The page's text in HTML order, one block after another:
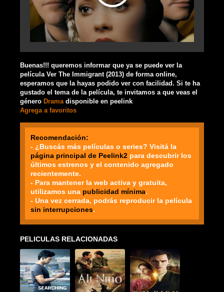
Buenas!!! queremos informar que ya se puede ver la
película Ver The Immigrant (2013) de forma online,
esperamos que la hayas podido ver con facilidad. Si te ha
gustado el tema de la película, te invitamos a que veas el
género Drama disponible en peelink
Agrega a favoritos
Recomendación:
- ¿Buscás más películas o series? Visitá la
página principal de Peelink2 para descubrir los
últimos estrenos y el contenido agregado
recientemente.
- Para mantener la web activa y gratuita,
utilizamos una publicidad mínima.
- Una vez cerrada, podrás reproducir la película
sin interrupciones.
PELICULAS RELACIONADAS